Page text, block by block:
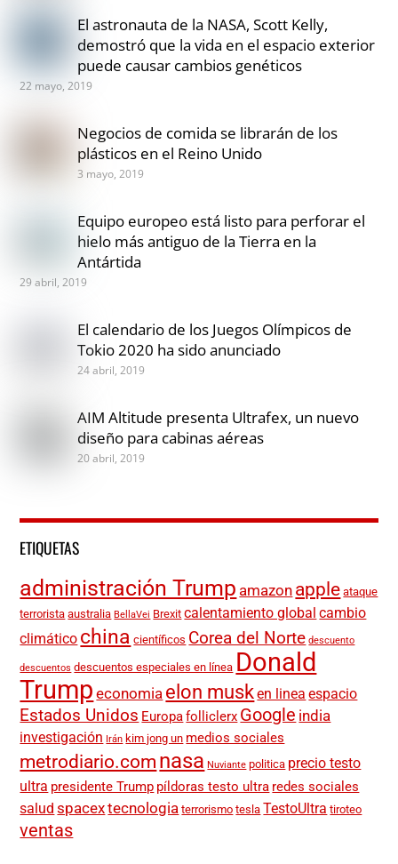
El astronauta de la NASA, Scott Kelly,
demostró que la vida en el espacio exterior
puede causar cambios genéticos
22 mayo, 2019
Negocios de comida se librarán de los
plásticos en el Reino Unido
3 mayo, 2019
Equipo europeo está listo para perforar el
hielo más antiguo de la Tierra en la
Antártida
29 abril, 2019
El calendario de los Juegos Olímpicos de
Tokio 2020 ha sido anunciado
24 abril, 2019
AIM Altitude presenta Ultrafex, un nuevo
diseño para cabinas aéreas
20 abril, 2019
ETIQUETAS
administración Trump amazon apple ataque
terrorista australia BellaVei Brexit calentamiento global cambio
climático china científicos Corea del Norte descuento
descuentos descuentos especiales en línea Donald
Trump economia elon musken linea espacio
Estados Unidos Europafolliclerx Google india
investigación Irán kim jong un medios sociales
metrodiario.com nasa Nuviante politica precio testo
ultra presidente Trump píldoras testo ultra redes sociales
salud spacextecnologia terrorismo tesla TestoUltra tiroteo
ventas